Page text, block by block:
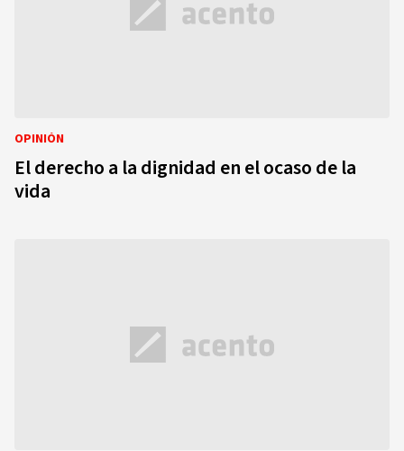
OPINIÓN
El derecho a la dignidad en el ocaso de la
vida